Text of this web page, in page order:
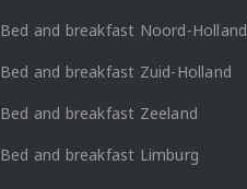
Bed and breakfast Noord-Holland
Bed and breakfast Zuid-Holland
Bed and breakfast Zeeland
Bed and breakfast Limburg